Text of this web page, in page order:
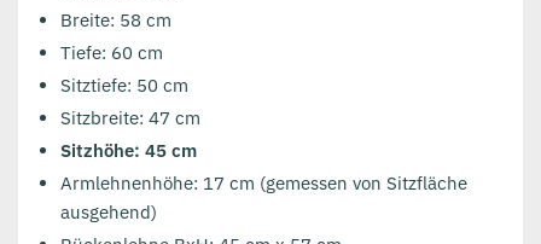
Breite: 58 cm
Tiefe: 60 cm
Sitztiefe: 50 cm
Sitzbreite: 47 cm
Sitzhöhe: 45 cm
Armlehnenhöhe: 17 cm (gemessen von Sitzfläche
ausgehend)